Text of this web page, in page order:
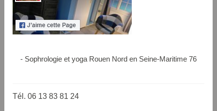
- Sophrologie et yoga Rouen Nord en Seine-Maritime 76
Tél. 06 13 83 81 24